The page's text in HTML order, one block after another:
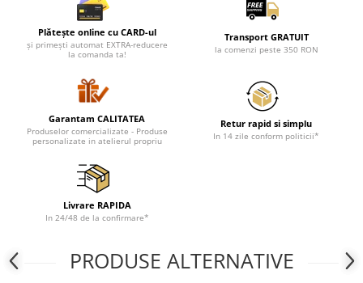
Plătește online cu CARD-ul
și primești automat EXTRA-reducere
la comanda ta!
Transport GRATUIT
la comenzi peste 350 RON
Garantam CALITATEA
Produselor comercializate - Produse
personalizate in atelierul propriu
Retur rapid si simplu
In 14 zile conform politicii*
Livrare RAPIDA
In 24/48 de la confirmare*
PRODUSE ALTERNATIVE